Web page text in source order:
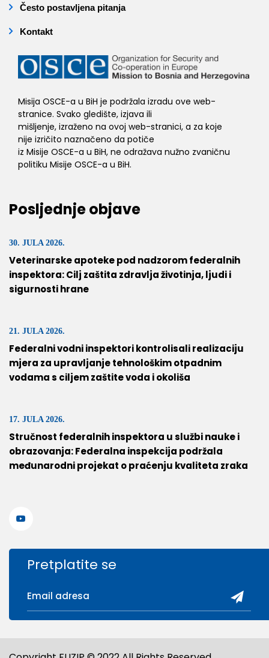
Često postavljena pitanja
Kontakt
Misija OSCE-a u BiH je podržala izradu ove web-
stranice. Svako gledište, izjava ili
mišljenje, izraženo na ovoj web-stranici, a za koje
nije izričito naznačeno da potiče
iz Misije OSCE-a u BiH, ne odražava nužno zvaničnu
politiku Misije OSCE-a u BiH.
Posljednje objave
30. JULA 2026.
Veterinarske apoteke pod nadzorom federalnih
inspektora: Cilj zaštita zdravlja životinja, ljudi i
sigurnosti hrane
21. JULA 2026.
Federalni vodni inspektori kontrolisali realizaciju
mjera za upravljanje tehnološkim otpadnim
vodama s ciljem zaštite voda i okoliša
17. JULA 2026.
Stručnost federalnih inspektora u službi nauke i
obrazovanja: Federalna inspekcija podržala
međunarodni projekat o praćenju kvaliteta zraka
Pretplatite se